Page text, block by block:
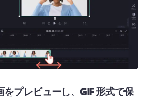
をプレビューし、GIF 形式で保